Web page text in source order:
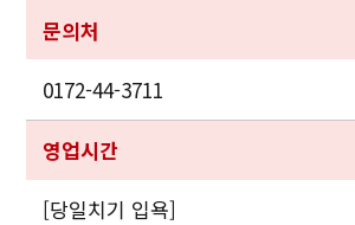
문의처
0172-44-3711
영업시간
[당일치기 입욕]